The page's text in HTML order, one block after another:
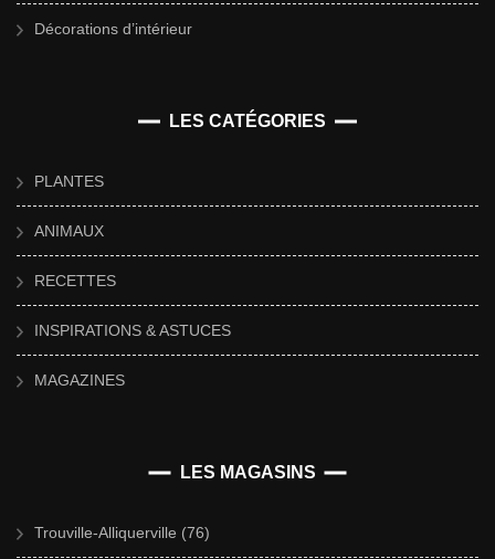
Décorations d’intérieur
LES CATÉGORIES
PLANTES
ANIMAUX
RECETTES
INSPIRATIONS & ASTUCES
MAGAZINES
LES MAGASINS
Trouville-Alliquerville (76)